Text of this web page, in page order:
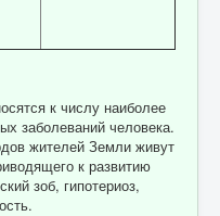
к числу наиболее
заболеваний человека.
жителей Земли живут
к развитию
зоб, гипотериоз,